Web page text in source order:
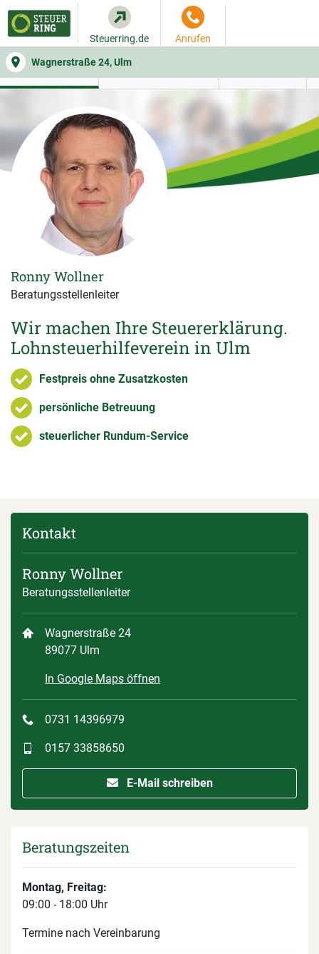
Wagnerstraße 24, Ulm
Steuerring.de Anrufen
WER SIE BERÄT BEITRAGSRECHNER
Wir machen Ihre Steuererklärung.
Lohnsteuerhilfeverein in Ulm
Festpreis ohne Zusatzkosten
persönliche Betreuung
steuerlicher Rundum-Service
Ronny Wollner
Beratungsstellenleiter
Kontakt
Ronny Wollner
Beratungsstellenleiter
Wagnerstraße 24
89077 Ulm
In Google Maps öffnen
0731 14396979
0157 33858650
E-Mail schreiben
Beratungszeiten
Montag, Freitag:
09:00 - 18:00 Uhr
Termine nach Vereinbarung